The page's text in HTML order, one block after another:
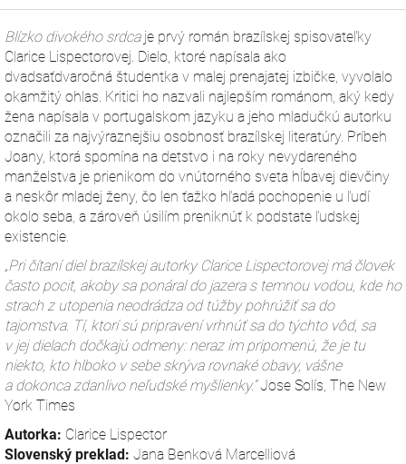
Blízko divokého srdcaje prvý román brazílskej spisovateľky
Clarice Lispectorovej. Dielo, ktoré napísala ako
dvadsaťdvaročná študentka v malej prenajatej izbičke, vyvolalo
okamžitý ohlas. Kritici ho nazvali najlepším románom, aký kedy
žena napísala v portugalskom jazyku a jeho mladučkú autorku
označili za najvýraznejšiu osobnosť brazílskej literatúry. Príbeh
Joany, ktorá spomína na detstvo i na roky nevydareného
manželstva je prienikom do vnútorného sveta hĺbavej dievčiny
a neskôr mladej ženy, čo len ťažko hľadá pochopenie u ľudí
okolo seba, a zároveň úsilím preniknúť k podstate ľudskej
existencie.
„Pri čítaní diel brazílskej autorky Clarice Lispectorovej má človek
často pocit, akoby sa ponáral do jazera s temnou vodou, kde ho
strach z utopenia neodrádza od túžby pohrúžiť sa do
tajomstva. Tí, ktorí sú pripravení vrhnúť sa do týchto vôd, sa
v jej dielach dočkajú odmeny: neraz im pripomenú, že je tu
niekto, kto hlboko v sebe skrýva rovnaké obavy, vášne
a dokonca zdanlivo neľudské myšlienky.“Jose Solís, The New
York Times
Autorka: Clarice Lispector
Slovenský preklad: Jana Benková Marcelliová